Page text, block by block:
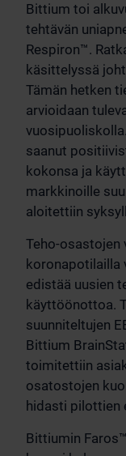
Bittium toi
tehtävän
Respiron™.
käsittelyssä
Tämän hetken
arvioidaan
saanut
kokonsa ja
markkinoille
aloitettiin
Teho-osastojen
koronapotilailla
edistää uusien
käyttöönottoa.
suunniteltujen
Bittium
toimitettiin
osatostojen
hidasti pilottien
Bittiumin